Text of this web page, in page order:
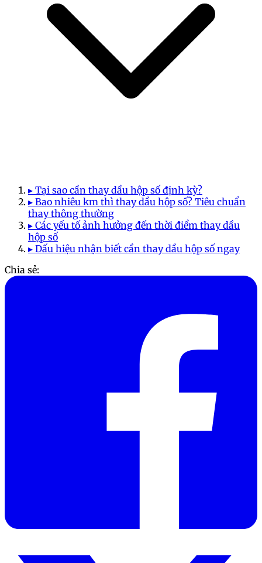
▸ Tại sao cần thay dầu hộp số định kỳ?
▸ Bao nhiêu km thì thay dầu hộp số? Tiêu chuẩn
thay thông thường
▸ Các yếu tố ảnh hưởng đến thời điểm thay dầu
hộp số
▸ Dấu hiệu nhận biết cần thay dầu hộp số ngay
Chia sẻ: